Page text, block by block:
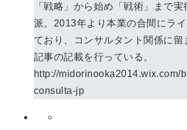
「戦略」から始め「戦術」まで
派。2013年より本業の合間にラ
ており、コンサルタント関係に留
記事の記載を行っている。
http://midorinooka2014.wix.com/
consulta-jp